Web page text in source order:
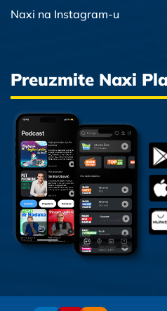
Naxi na Instagram-u
Preuzmite Naxi